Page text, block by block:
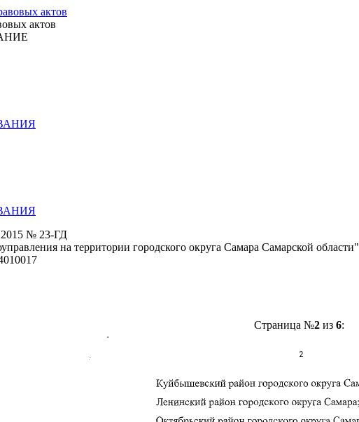
актов
№ 23-ГД
на территории городского округа Самара Самарской области"
Страница №2из 6: